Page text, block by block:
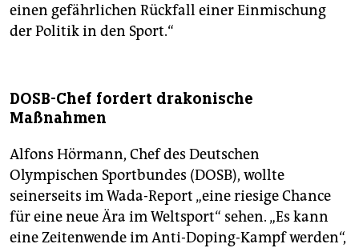
einen gefährlichen Rückfall einer Einmischung
der Politik in den Sport.“
DOSB-Chef fordert drakonische
Maßnahmen
Alfons Hörmann, Chef des Deutschen
Olympischen Sportbundes (DOSB), wollte
seinerseits im Wada-Report „eine riesige Chance
für eine neue Ära im Weltsport“ sehen. „Es kann
eine Zeitenwende im Anti-Doping-Kampf werden“,